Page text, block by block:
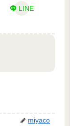
LINE
miyaco